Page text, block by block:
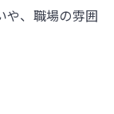
や、職場の雰囲